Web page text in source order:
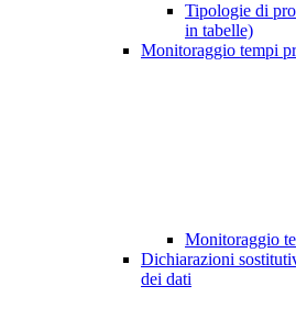
Tipologie di
in tabelle)
Monitoraggio tempi
Monitoraggio
Dichiarazioni
dei dati